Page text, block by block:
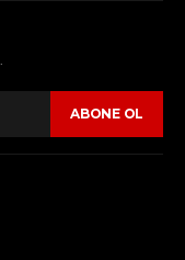
ABONE OL